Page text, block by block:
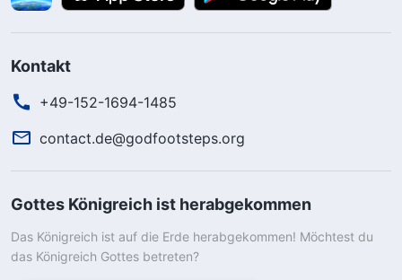
Kontakt
+49-152-1694-1485
contact.de@godfootsteps.org
Gottes Königreich ist herabgekommen
Das Königreich ist auf die Erde herabgekommen! Möchtest du
das Königreich Gottes betreten?